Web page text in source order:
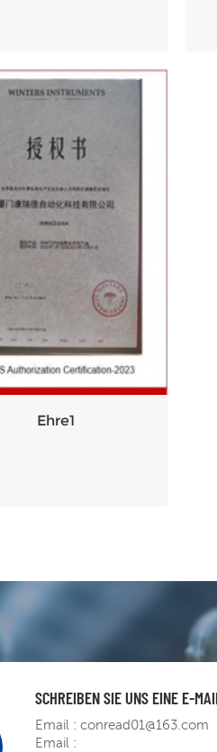
Ehre1
SCHREIBEN SIE UNS EINE E-
Email :conread01@163.com
Email :